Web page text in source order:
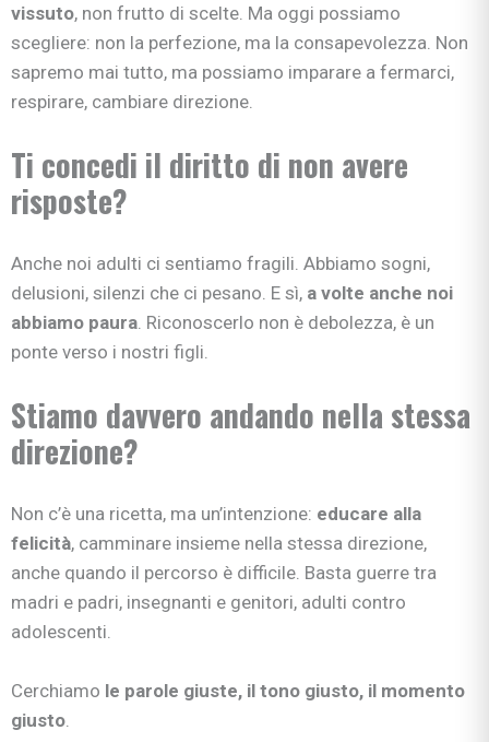
vissuto, non frutto di scelte. Ma oggi possiamo
scegliere: non la perfezione, ma la consapevolezza. Non
sapremo mai tutto, ma possiamo imparare a fermarci,
respirare, cambiare direzione.
Ti concedi il diritto di non avere
risposte?
Anche noi adulti ci sentiamo fragili. Abbiamo sogni,
delusioni, silenzi che ci pesano. E sì, a volte anche noi
abbiamo paura. Riconoscerlo non è debolezza, è un
ponte verso i nostri figli.
Stiamo davvero andando nella stessa
direzione?
Non c’è una ricetta, ma un’intenzione: educare alla
felicità, camminare insieme nella stessa direzione,
anche quando il percorso è difficile. Basta guerre tra
madri e padri, insegnanti e genitori, adulti contro
adolescenti.
Cerchiamo le parole giuste, il tono giusto, il momento
giusto.